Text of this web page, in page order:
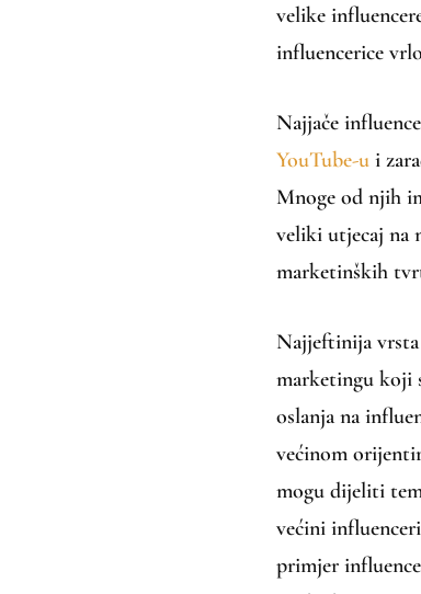
velike
influencerice
Najjače
YouTube-u i
Mnoge od njih
veliki utjecaj na
marketinških
Najjeftinija vrsta
marketingu koji
oslanja na
većinom
mogu dijeliti
većini
primjer